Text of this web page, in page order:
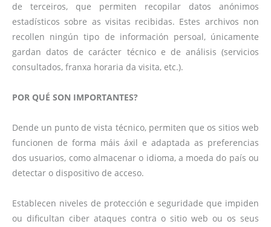
de terceiros, que permiten recopilar datos anónimos
estadísticos sobre as visitas recibidas. Estes archivos non
recollen ningún tipo de información persoal, únicamente
gardan datos de carácter técnico e de análisis (servicios
consultados, franxa horaria da visita, etc.).
POR QUÉ SON IMPORTANTES?
Dende un punto de vista técnico, permiten que os sitios web
funcionen de forma máis áxil e adaptada as preferencias
dos usuarios, como almacenar o idioma, a moeda do país ou
detectar o dispositivo de acceso.
Establecen niveles de protección e seguridade que impiden
ou dificultan ciber ataques contra o sitio web ou os seus